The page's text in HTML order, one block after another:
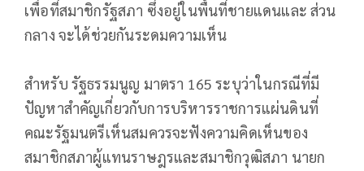
เพื่อที่สมาชิกรัฐสภา ซึ่งอยู่ในพื้นที่ชายแดนและ ส่วน
กลาง จะได้ช่วยกันระดมความเห็น
สำหรับ รัฐธรรมนูญ มาตรา 165 ระบุว่าในกรณีที่มี
ปัญหาสำคัญเกี่ยวกับการบริหารราชการแผ่นดินที่
คณะรัฐมนตรีเห็นสมควรจะฟังความคิดเห็นของ
สมาชิกสภาผู้แทนราษฎรและสมาชิกวุฒิสภา นายก